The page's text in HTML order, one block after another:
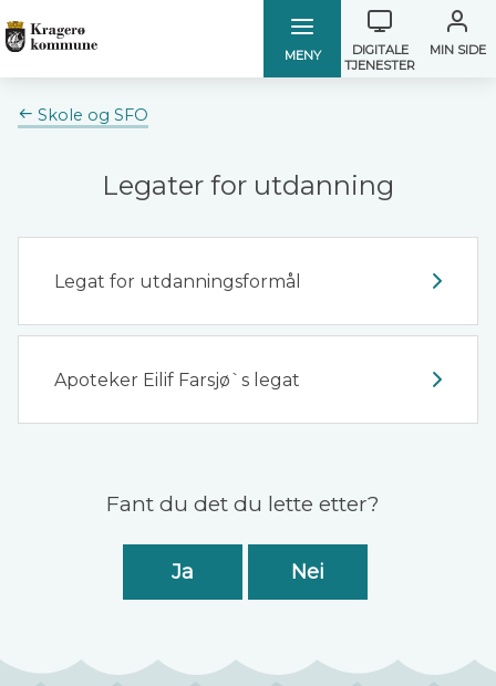
Kragerø
kommune
Kragerø
kommune
DIGITALE
TJENESTER
MIN SIDE
MENY
Du
er
Skole og SFO
Legater for utdanning
Legat for utdanningsformål
Apoteker Eilif Farsjø`s legat
Fant du det du lette etter?
Ja Nei